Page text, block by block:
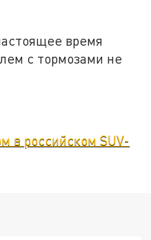
время
с тормозами не
в российском SUV-